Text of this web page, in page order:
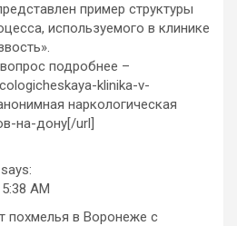
пример структуры
используемого в клинике
подробнее –
klinika-v-
наркологическая
на-дону[/url]
says:
AM
похмелья в Воронеже с